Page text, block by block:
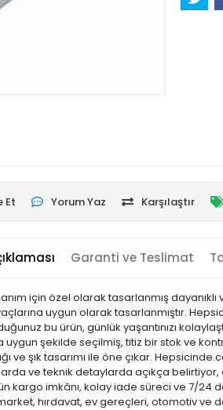
Et Yorum Yaz Karşılaştır
Garanti ve Teslimat
için özel olarak tasarlanmış
uygun olarak tasarlanmıştır.
bu ürün, günlük yaşantınızı
şekilde seçilmiş, titiz bir stok ve
ve şık tasarımı ile öne çıkar.
ve teknik detaylarda açıkça belirtiyor,
imkânı, kolay iade süreci ve 7/24
hırdavat, ev gereçleri, otomotiv ve